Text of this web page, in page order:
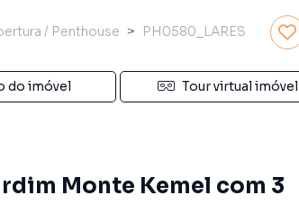
/ Penthouse PH0580_LARES
do imóvel Tour virtual imóvel
Monte Kemel com 3